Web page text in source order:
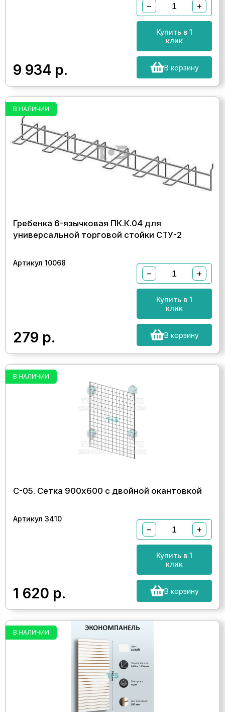
9 934 р.
− +
Купить в 1
клик
В корзину
В НАЛИЧИИ
Гребенка 6-язычковая ПК.К.04 для
универсальной торговой стойки СТУ-2
Артикул 10068
279 р.
− +
Купить в 1
клик
В корзину
В НАЛИЧИИ
С-05. Сетка 900х600 с двойной окантовкой
Артикул 3410
1 620 р.
− +
Купить в 1
клик
В корзину
В НАЛИЧИИ